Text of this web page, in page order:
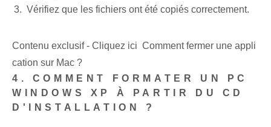
Vérifiez que les fichiers ont été copiés correctement.
Contenu exclusif - Cliquez ici Comment fermer une appli
cation sur Mac ?
4. COMMENT FORMATER UN PC
WINDOWS XP À PARTIR DU CD
D'INSTALLATION ?